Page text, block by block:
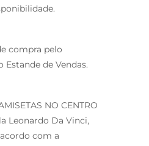
compra pelo
Estande de Vendas.
NO CENTRO
Leonardo Da Vinci,
com a